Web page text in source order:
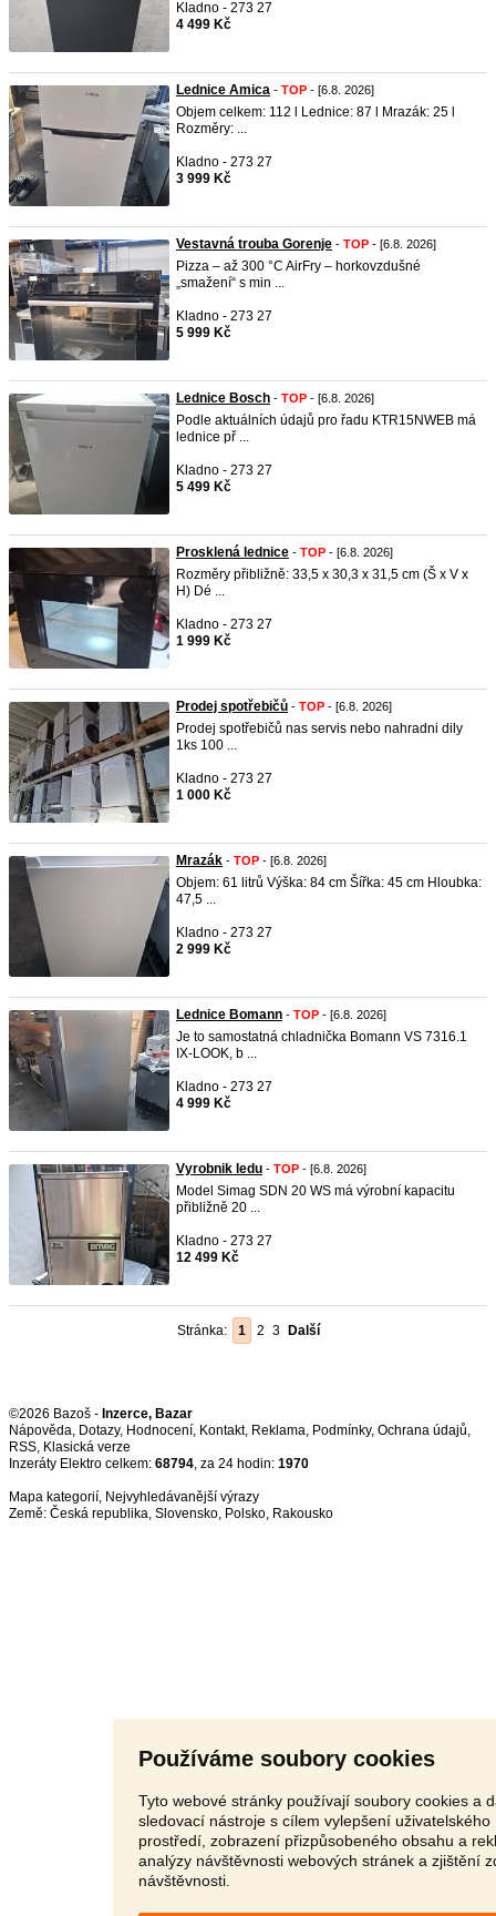
Používáme soubory cookies
Tyto webové stránky používají soubory cookies a
sledovací nástroje s cílem vylepšení uživatelského
prostředí, zobrazení přizpůsobeného obsahu a
analýzy návštěvnosti webových stránek a zjištění
návštěvnosti.
Kladno - 273 27
4 499 Kč
Lednice Amica - TOP - [6.8. 2026]
Objem celkem: 112 l Lednice: 87 l Mrazák: 25 l
Rozměry: ...
Kladno - 273 27
3 999 Kč
Vestavná trouba Gorenje - TOP - [6.8. 2026]
Pizza – až 300 °C AirFry – horkovzdušné
„smažení“ s min ...
Kladno - 273 27
5 999 Kč
Lednice Bosch - TOP - [6.8. 2026]
Podle aktuálních údajů pro řadu KTR15NWEB má
lednice př ...
Kladno - 273 27
5 499 Kč
Prosklená lednice - TOP - [6.8. 2026]
Rozměry přibližně: 33,5 x 30,3 x 31,5 cm (Š x V x
H) Dé ...
Kladno - 273 27
1 999 Kč
Prodej spotřebičů - TOP - [6.8. 2026]
Prodej spotřebičů nas servis nebo nahradni dily
1ks 100 ...
Kladno - 273 27
1 000 Kč
Mrazák - TOP - [6.8. 2026]
Objem: 61 litrů Výška: 84 cm Šířka: 45 cm Hloubka:
47,5 ...
Kladno - 273 27
2 999 Kč
Lednice Bomann - TOP - [6.8. 2026]
Je to samostatná chladnička Bomann VS 7316.1
IX-LOOK, b ...
Kladno - 273 27
4 999 Kč
Vyrobnik ledu - TOP - [6.8. 2026]
Model Simag SDN 20 WS má výrobní kapacitu
přibližně 20 ...
Kladno - 273 27
12 499 Kč
Stránka: 1 2 3 Další
©2026 Bazoš - Inzerce, Bazar
Nápověda, Dotazy, Hodnocení, Kontakt, Reklama, Podmínky, Ochrana údajů,
RSS,
Inzeráty Elektro celkem: 68794, za 24 hodin: 1970
Mapa kategorií, Nejvyhledávanější výrazy
Země: Česká republika, Slovensko, Polsko, Rakousko